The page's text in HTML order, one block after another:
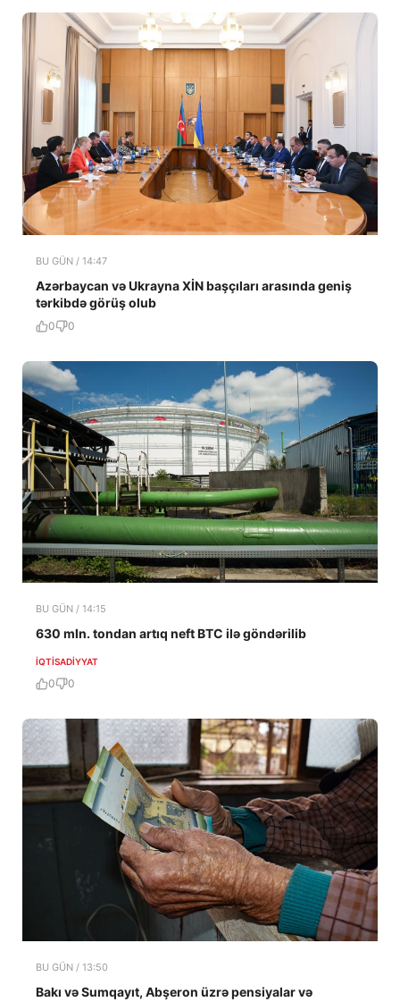
BU GÜN / 14:47
Azərbaycan və Ukrayna XİN başçıları arasında geniş
tərkibdə görüş olub
0 0
BU GÜN / 14:15
630 mln. tondan artıq neft BTC ilə göndərilib
İQTISADIYYAT
0 0
BU GÜN / 13:50
Bakı və Sumqayıt, Abşeron üzrə pensiyalar və